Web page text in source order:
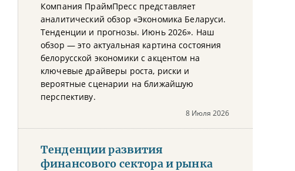
Компания ПраймПресс представляет
аналитический обзор «Экономика Беларуси.
Тенденции и прогнозы. Июнь 2026». Наш
обзор — это актуальная картина состояния
белорусской экономики с акцентом на
ключевые драйверы роста, риски и
вероятные сценарии на ближайшую
перспективу.
8 Июля 2026
Тенденции развития
финансового сектора и рынка